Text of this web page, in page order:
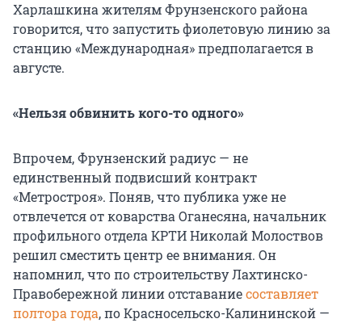
Харлашкина жителям Фрунзенского района
говорится, что запустить фиолетовую линию за
станцию «Международная» предполагается в
августе.
«Нельзя обвинить кого-то одного»
Впрочем, Фрунзенский радиус — не
единственный подвисший контракт
«Метростроя». Поняв, что публика уже не
отвлечется от коварства Оганесяна, начальник
профильного отдела КРТИ Николай Молоствов
решил сместить центр ее внимания. Он
напомнил, что по строительству Лахтинско-
Правобережной линии отставаниесоставляет
полтора года, по Красносельско-Калининской —